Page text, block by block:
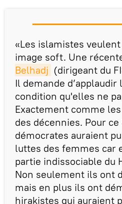
«Les islamistes
image soft. Une
Belhadj (dirigeant du
Il demande
condition qu'elles ne
Exactement comme
des décennies. Pour
démocrates auraient
luttes des femmes car
partie indissociable du
Non seulement ils ont
mais en plus ils ont
hirakistes qui auraient